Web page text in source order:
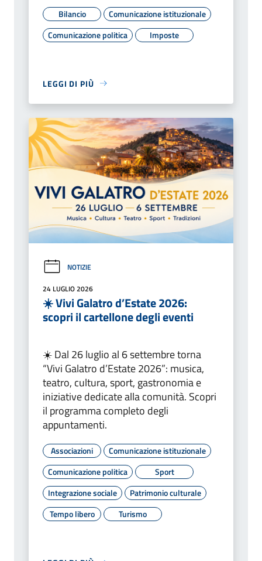
Bilancio
Comunicazione istituzionale
Comunicazione politica
Imposte
LEGGI DI PIÙ
NOTIZIE
24 LUGLIO 2026
☀️ Vivi Galatro d’Estate 2026:
scopri il cartellone degli eventi
☀️ Dal 26 luglio al 6 settembre torna
“Vivi Galatro d’Estate 2026”: musica,
teatro, cultura, sport, gastronomia e
iniziative dedicate alla comunità. Scopri
il programma completo degli
appuntamenti.
Associazioni
Comunicazione istituzionale
Comunicazione politica
Sport
Integrazione sociale
Patrimonio culturale
Tempo libero
Turismo